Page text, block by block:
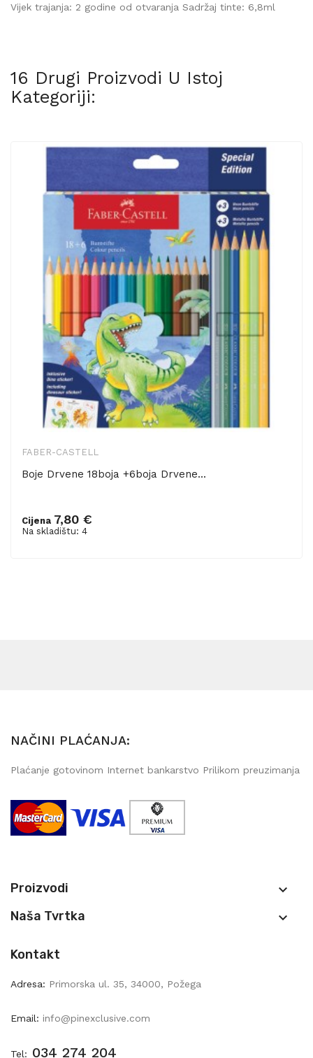
Vijek trajanja: 2 godine od otvaranja Sadržaj tinte: 6,8ml
16 Drugi Proizvodi U Istoj
Kategoriji:
FABER-CASTELL
Boje Drvene 18boja +6boja Drvene...
Cijena 7,80 €
Na skladištu: 4
Dodaj u košaricu
NAČINI PLAĆANJA:
Plaćanje gotovinom Internet bankarstvo Prilikom preuzimanja
Proizvodi 
Naša Tvrtka 
Kontakt
Adresa: Primorska ul. 35, 34000, Požega
Email: info@pinexclusive.com
Tel: 034 274 204